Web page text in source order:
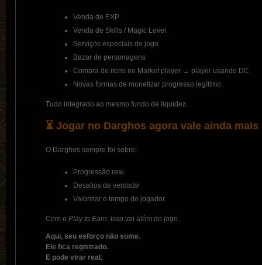
Venda de EXP
Venda de Skills / Magic Level
Serviços especiais do jogo
Bazar de personagens
Compra de itens no Market player → player usando DC
Novas formas de monetizar progresso legítimo
Tudo integrado ao mesmo fundo de liquidez.
⏳ Jogar no Darghos agora vale ainda mais
O Darghos sempre foi sobre:
Progressão real
Desafios de verdade
Valorizar o tempo do jogador
Com o Play to Earn, isso vai além do jogo.
Aqui, seu esforço não some.
Ele fica registrado.
E pode virar real.